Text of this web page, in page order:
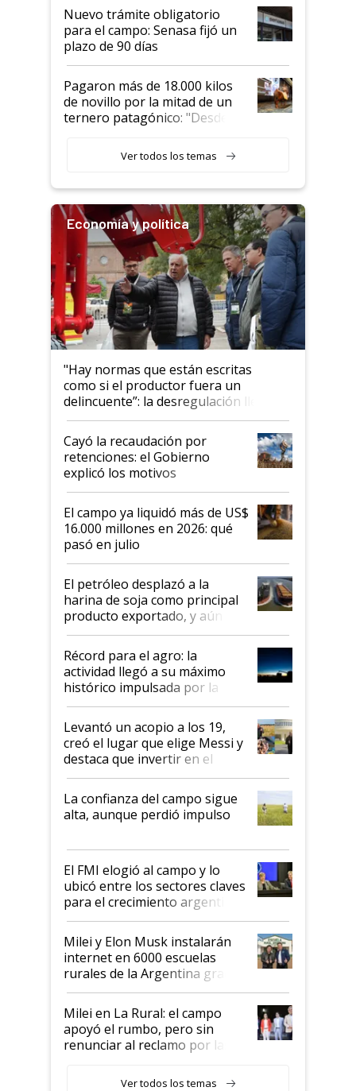
Nuevo trámite obligatorio
para el campo: Senasa fijó un
plazo de 90 días
Pagaron más de 18.000 kilos
de novillo por la mitad de un
ternero patagónico: "Desde
llamar la atención"
Ver todos los temas
Economía y política
"Hay normas que están escritas
como si el productor fuera un
delincuente”: la desregulación llegó
al Congreso Aapresid y hasta se
habló del financiamiento al IPCVA
Cayó la recaudación por
retenciones: el Gobierno
explicó los motivos
El campo ya liquidó más de US$
16.000 millones en 2026: qué
pasó en julio
El petróleo desplazó a la
harina de soja como principal
producto exportado, y aún así
el agro aportó casi seis de cada
diez dólares y sostuvo el
liderazgo en un semestre
récord
Récord para el agro: la
actividad llegó a su máximo
histórico impulsada por la
cosecha y las exportaciones
Levantó un acopio a los 19,
creó el lugar que elige Messi y
destaca que invertir en el
kirchnerismo era como "darle
plata a un hijo para droga":
Juan Félix Rossetti, el libertario
que de una dura crisis salió
de Milei
La confianza del campo sigue
alta, aunque perdió impulso
El FMI elogió al campo y lo
ubicó entre los sectores claves
para el crecimiento argentino
Milei y Elon Musk instalarán
internet en 6000 escuelas
rurales de la Argentina gracias
a un acuerdo con Starlink
Milei en La Rural: el campo
apoyó el rumbo, pero sin
renunciar al reclamo por las
Ver todos los temas